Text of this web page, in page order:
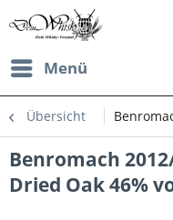
Menü
Übersicht
Benromach
Dried Oak 46%